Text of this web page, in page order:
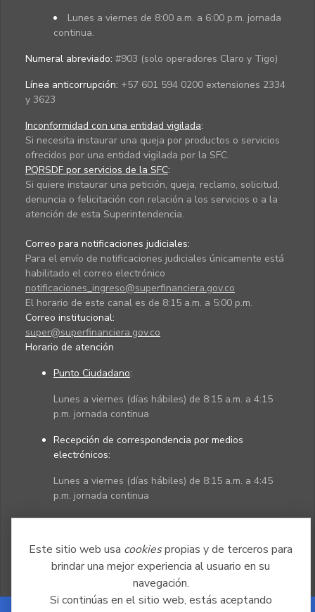
Este sitio web usa cookiespropias y de terceros para
brindar una mejor experiencia al usuario en su
navegación.
Si continúas en el sitio web, estás aceptando
Lunes a viernes de 8:00 a.m. a 6:00 p.m. jornada
continua.
Numeral abreviado: #903 (solo operadores Claro y Tigo)
Línea anticorrupción: +57 601 594 0200 extensiones 2334
y 3623
Inconformidad con una entidad vigilada:
Si necesita instaurar una queja por productos o servicios
ofrecidos por una entidad vigilada por la SFC.
PQRSDF por servicios de la SFC:
Si quiere instaurar una petición, queja, reclamo, solicitud,
denuncia o felicitación con relación a los servicios o a la
atención de esta Superintendencia.
Correo para notificaciones judiciales:
Para el envío de notificaciones judiciales únicamente está
habilitado el correo electrónico
notificaciones_ingreso@superfinanciera.gov.co
El horario de este canal es de 8:15 a.m. a 5:00 p.m.
Correo institucional:
super@superfinanciera.gov.co
Horario de atención
Punto Ciudadano:
Lunes a viernes (días hábiles) de 8:15 a.m. a 4:15
p.m. jornada continua
Recepción de correspondencia por medios
electrónicos:
Lunes a viernes (días hábiles) de 8:15 a.m. a 4:45
p.m. jornada continua